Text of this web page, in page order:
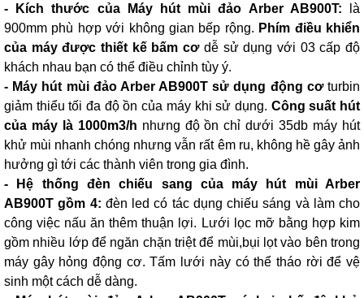
- Kích thước của Máy hút mùi đảo Arber AB900T:
là
900mm phù hợp với không gian bếp rộng. Phím điều khiển
của máy được thiết kế bấm cơdễ sử dụng với 03 cấp độ
khách nhau bạn có thể điều chỉnh tùy ý.
- Máy hút mùi đảo Arber AB900T sử dụng động cơturbin
giảm thiểu tối đa độ ồn của máy khi sử dụng. Công suất hút
của máy là 1000m3/h nhưng độ ồn chỉ dưới 35db máy hút
khử mùi nhanh chóng nhưng vẫn rất êm ru, không hề gây ảnh
hưởng gì tới các thành viên trong gia đình.
- Hệ thống đèn chiếu sang của máy hút mùi Arber
AB900T gồm 4: đèn led có tác dụng chiếu sáng và làm cho
công việc nấu ăn thêm thuận lợi. Lưới lọc mỡ bằng hợp kim
gồm nhiều lớp để ngăn chặn triệt để mùi,bụi lọt vào bên trong
máy gây hỏng động cơ. Tấm lưới này có thể tháo rời để vệ
sinh một cách dễ dàng.